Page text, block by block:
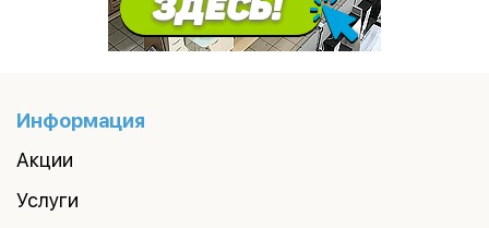
Информация
Акции
Услуги